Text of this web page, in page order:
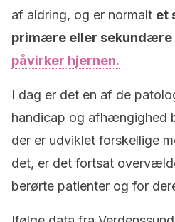
af aldring, og er normalt et
primære eller sekundære
påvirker hjernen.
I dag er det en af de
handicap og afhængighed
der er udviklet forskellige
det, er det fortsat
berørte patienter og for